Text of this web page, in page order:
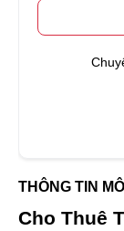
THÔNG TIN
Cho Thuê